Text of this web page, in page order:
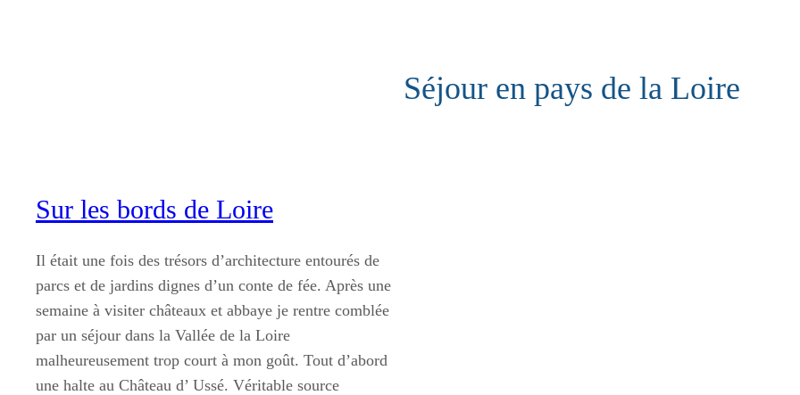
Séjour en pays de la Loire
Sur les bords de Loire
Il était une fois des trésors d’architecture entourés de
parcs et de jardins dignes d’un conte de fée. Après une
semaine à visiter châteaux et abbaye je rentre comblée
par un séjour dans la Vallée de la Loire
malheureusement trop court à mon goût. Tout d’abord
une halte au Château d’ Ussé. Véritable source